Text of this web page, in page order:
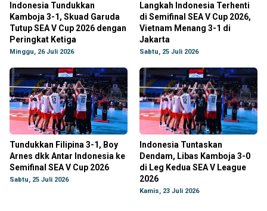
Indonesia Tundukkan
Kamboja 3-1, Skuad Garuda
Tutup SEA V Cup 2026 dengan
Peringkat Ketiga
Minggu, 26 Juli 2026
Langkah Indonesia Terhenti
di Semifinal SEA V Cup 2026,
Vietnam Menang 3-1 di
Jakarta
Sabtu, 25 Juli 2026
Tundukkan Filipina 3-1, Boy
Arnes dkk Antar Indonesia ke
Semifinal SEA V Cup 2026
Sabtu, 25 Juli 2026
Indonesia Tuntaskan
Dendam, Libas Kamboja 3-0
di Leg Kedua SEA V League
2026
Kamis, 23 Juli 2026